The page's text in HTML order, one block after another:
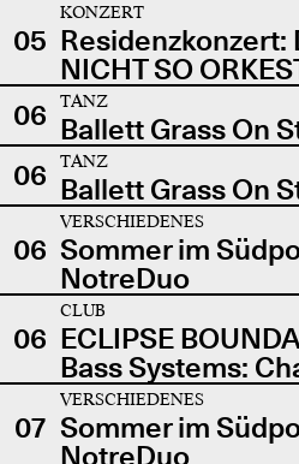
05
KONZERT
Residenzkonzert:
NICHT SO
06
TANZ
Ballett Grass On
06
TANZ
Ballett Grass On
06
VERSCHIEDENES
Sommer im
NotreDuo
06
CLUB
ECLIPSE
Bass Systems:
07
VERSCHIEDENES
Sommer im
NotreDuo